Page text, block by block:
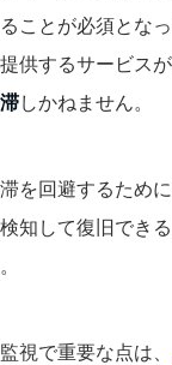
ことが必須となっ
供するサービス
しかねません。
を回避するため
知して復旧でき
視で重要な点は、